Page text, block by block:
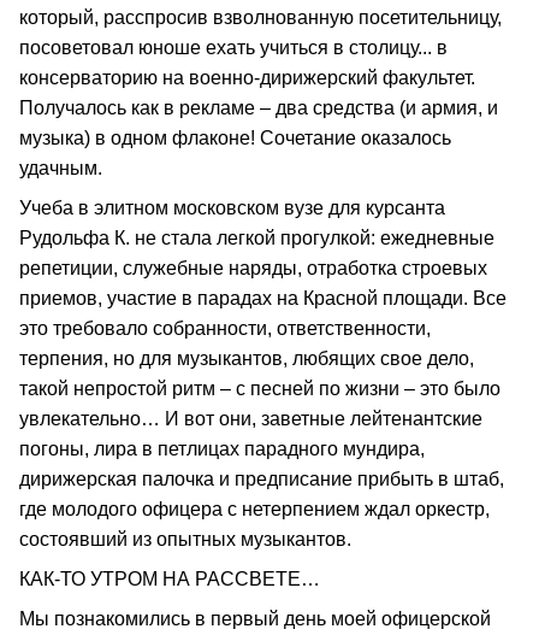
который, расспросив взволнованную посетительницу,
посоветовал юноше ехать учиться в столицу... в
консерваторию на военно-дирижерский факультет.
Получалось как в рекламе – два средства (и армия, и
музыка) в одном флаконе! Сочетание оказалось
удачным.
Учеба в элитном московском вузе для курсанта
Рудольфа К. не стала легкой прогулкой: ежедневные
репетиции, служебные наряды, отработка строевых
приемов, участие в парадах на Красной площади. Все
это требовало собранности, ответственности,
терпения, но для музыкантов, любящих свое дело,
такой непростой ритм – с песней по жизни – это было
увлекательно… И вот они, заветные лейтенантские
погоны, лира в петлицах парадного мундира,
дирижерская палочка и предписание прибыть в штаб,
где молодого офицера с нетерпением ждал оркестр,
состоявший из опытных музыкантов.
КАК-ТО УТРОМ НА РАССВЕТЕ…
Мы познакомились в первый день моей офицерской